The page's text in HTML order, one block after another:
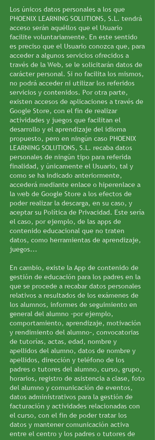
Los únicos datos personales a los que
PHOENIX LEARNING SOLUTIONS, S.L. tendrá
acceso serán aquéllos que el Usuario
facilite voluntariamente. En este sentido
es preciso que el Usuario conozca que, para
acceder a algunos servicios ofrecidos a
través de la Web, se le solicitarán datos de
carácter personal. Si no facilita los mismos,
no podrá acceder ni utilizar los referidos
servicios y contenidos. Por otra parte,
existen accesos de aplicaciones a través de
Google Store, con el fin de realizar
actividades y juegos que facilitan el
desarrollo y el aprendizaje del idioma
propuesto, pero en ningún caso PHOENIX
LEARNING SOLUTIONS, S.L. recaba datos
personales de ningún tipo para referida
finalidad, y únicamente el Usuario, tal y
como se ha indicado anteriormente,
accederá mediante enlace o hiperenlace a
la web de Google Store a los efectos de
poder realizar la descarga, en su caso, y
aceptar su Política de Privacidad. Este sería
el caso, por ejemplo, de las apps de
contenido educacional que no traten
datos, como herramientas de aprendizaje,
juegos...
En cambio, existe la App de contenido de
gestión de educación para los padres en la
que se procede a recabar datos personales
relativos a resultados de los exámenes de
los alumnos, informes de seguimiento en
general del alumno –por ejemplo,
comportamiento, aprendizaje, motivación
y rendimiento del alumno–, convocatorias
de tutorías, actas, edad, nombre y
apellidos del alumno, datos de nombre y
apellidos, dirección y teléfono de los
padres o tutores del alumno, curso, grupo,
horarios, registro de asistencia a clase, foto
del alumno y comunicación de eventos,
datos administrativos para la gestión de
facturación y actividades relacionadas con
el curso, con el fin de poder tratar los
datos y mantener comunicación activa
entre el centro y los padres o tutores de